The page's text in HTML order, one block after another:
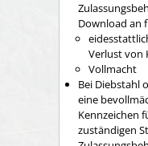
Download an
Verlust von
Vollmacht
Bei Diebstahl
eine
Kennzeichen
zuständigen